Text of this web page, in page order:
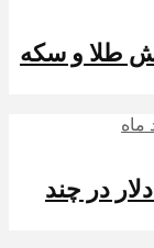
طلا و سکه
دلار در چند